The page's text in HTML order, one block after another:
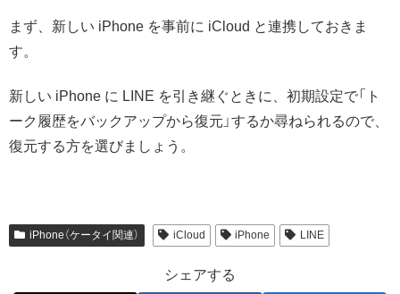
まず、新しい iPhone を事前に iCloud と連携しておきま
す。
新しい iPhone に LINE を引き継ぐときに、初期設定で「ト
ーク履歴をバックアップから復元」するか尋ねられるので、
復元する方を選びましょう。
iPhone（ケータイ関連） iCloud iPhone LINE
シェアする